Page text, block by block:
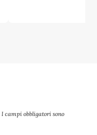
I campi obbligatori sono